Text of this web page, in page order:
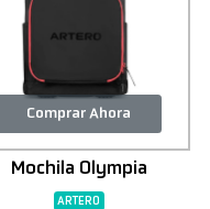
Comprar Ahora
Mochila Olympia
ARTERO